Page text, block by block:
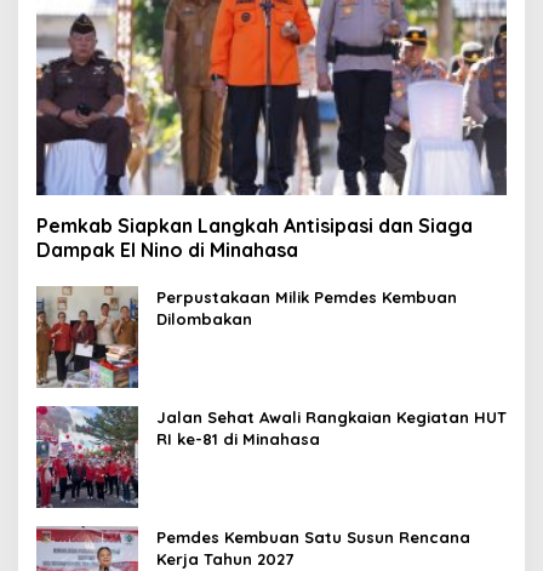
Pemkab Siapkan Langkah Antisipasi dan Siaga
Dampak El Nino di Minahasa
Perpustakaan Milik Pemdes Kembuan
Dilombakan
Jalan Sehat Awali Rangkaian Kegiatan HUT
RI ke-81 di Minahasa
Pemdes Kembuan Satu Susun Rencana
Kerja Tahun 2027